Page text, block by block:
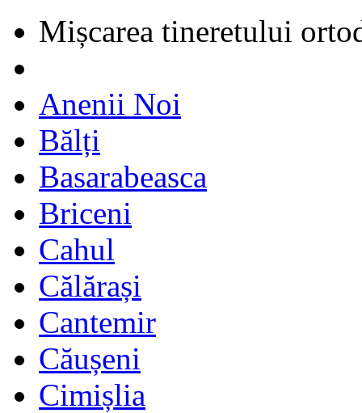
Mișcarea tineretului
Anenii Noi
Bălți
Basarabeasca
Briceni
Cahul
Călărași
Cantemir
Căușeni
Cimișlia